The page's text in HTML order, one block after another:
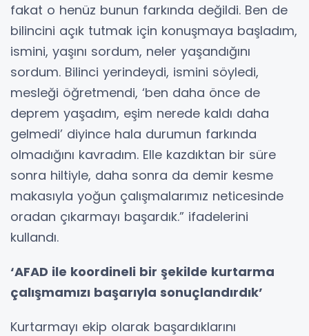
fakat o henüz bunun farkında değildi. Ben de
bilincini açık tutmak için konuşmaya başladım,
ismini, yaşını sordum, neler yaşandığını
sordum. Bilinci yerindeydi, ismini söyledi,
mesleği öğretmendi, ‘ben daha önce de
deprem yaşadım, eşim nerede kaldı daha
gelmedi’ diyince hala durumun farkında
olmadığını kavradım. Elle kazdıktan bir süre
sonra hiltiyle, daha sonra da demir kesme
makasıyla yoğun çalışmalarımız neticesinde
oradan çıkarmayı başardık.” ifadelerini
kullandı.
‘AFAD ile koordineli bir şekilde kurtarma
çalışmamızı başarıyla sonuçlandırdık’
Kurtarmayı ekip olarak başardıklarını